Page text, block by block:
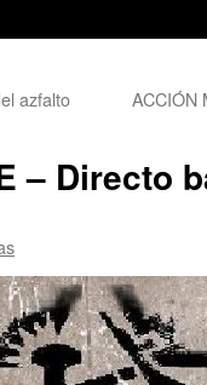
azfalto
ACCIÓN
– Directo